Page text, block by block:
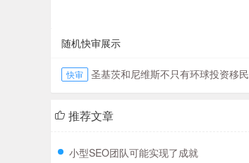
随机快审展示
快审 圣基茨和尼维斯不只有环球投资移民，还有好莱坞电影
推荐文章
小型SEO团队可能实现了成就